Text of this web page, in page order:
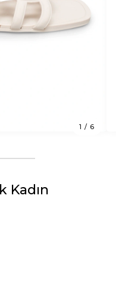
1 / 6
Kadın